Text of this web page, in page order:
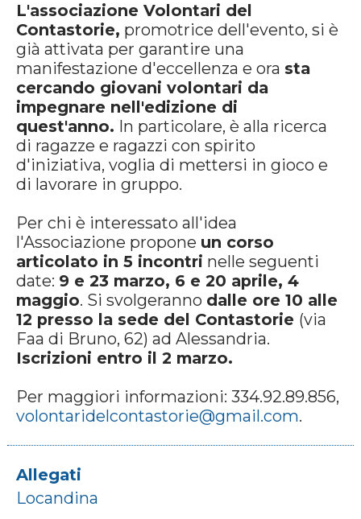
L'associazione Volontari del
Contastorie, promotrice dell'evento, si è
già attivata per garantire una
manifestazione d'eccellenza e ora sta
cercando giovani volontari da
impegnare nell'edizione di
quest'anno. In particolare, è alla ricerca
di ragazze e ragazzi con spirito
d'iniziativa, voglia di mettersi in gioco e
di lavorare in gruppo.
Per chi è interessato all'idea
l'Associazione propone un corso
articolato in 5 incontri nelle seguenti
date: 9 e 23 marzo, 6 e 20 aprile, 4
maggio. Si svolgeranno dalle ore 10 alle
12 presso la sede del Contastorie (via
Faa di Bruno, 62) ad Alessandria.
Iscrizioni entro il 2 marzo.
Per maggiori informazioni: 334.92.89.856,
volontaridelcontastorie@gmail.com.
Allegati
Locandina